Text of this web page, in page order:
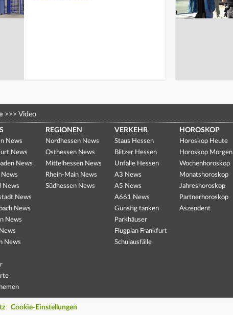
>>> Video
News
News
News
News
News
News
News
News
News
REGIONEN
Nordhessen News
Osthessen News
Mittelhessen News
Rhein-Main News
Südhessen News
VERKEHR
Staus Hessen
Blitzer Hessen
Unfälle Hessen
A3 News
A5 News
A661 News
Günstig tanken
Parkhäuser
Flugplan Frankfurt
Schulausfälle
HOROSKOP
Horoskop Heute
Horoskop Morgen
Wochenhoroskop
Monatshoroskop
Jahreshoroskop
Partnerhoroskop
Aszendent
Cookie-Einstellungen